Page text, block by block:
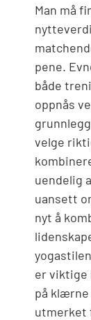
Man må
pene.
både
oppnås
velge
uendelig
uansett
nyt å
er viktige
på
utmerket